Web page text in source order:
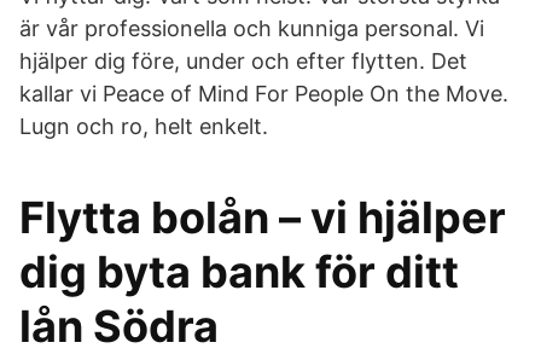
är vår professionella och kunniga personal. Vi
hjälper dig före, under och efter flytten. Det
kallar vi Peace of Mind For People On the Move.
Lugn och ro, helt enkelt.
Flytta bolån – vi hjälper
dig byta bank för ditt
lån Södra